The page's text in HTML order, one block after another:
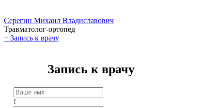
Серегин Михаил Владиславович
Травматолог-ортопед
+ Запись к врачу
Запись к врачу
!